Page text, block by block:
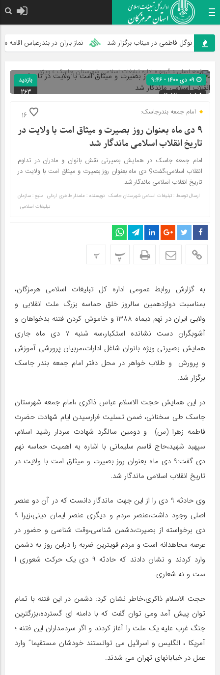
نوگل فاطمی در میناب برگزار شد نماز باران در بندرعباس اقامه می‌شود
صفحه اصلی» گروه »اداره تبلیغات اسلامی شهرستان جاسک»ویژه
خبری
شناسه : 7082
بازدید
263
16 امام جمعه بندرجاسک:
9 دی ماه بعنوان روز بصیرت و میثاق امت با ولایت در
تاریخ انقلاب اسلامی ماندگار شد
امام جمعه جاسک در همایش بصیرتی نقش بانوان و مادران در تداوم
انقلاب اسلامی،گفت9 دی ماه بعنوان روز بصیرت و میثاق امت با ولایت در
تاریخ انقلاب اسلامی ماندگار شد.
ارسال توسط : تبلیغات اسلامی شهرستان جاسک نویسنده : علمدار طاهری اردلی منبع : سازمان
تبلیغات اسلامی
پ پ
به گزارش روابط عمومی اداره کل تبلیغات اسلامی هرمزگان،
بمناسبت دوازدهمین سالروز خلق حماسه بزرگ ملت انقلابی و
ولایی ایران در نهم دیماه 1388 و خاموش کردن فتنه بدخواهان و
آشوبگران دست نشانده استکبار،سه شنبه 7 دی ماه جاری
همایش بصیرتی ویژه بانوان شاغل ادارات،مربیان پرورشی آموزش
و پرورش و طلاب خواهر در محل دفتر امام جمعه بندر جاسک
برگزار شد.
در این همایش حجت الاسلام عباس ذاکری ،امام جمعه شهرستان
جاسک طی سخنانی، ضمن تسلیت فرارسیدن ایام شهادت حضرت
فاطمه زهرا (س) و دومین سالگرد شهادت سردار رشید اسلام،
سپهبد شهید،حاج قاسم سلیمانی با اشاره به اهمیت حماسه نهم
دی گفت:9 دی ماه بعنوان روز بصیرت و میثاق امت با ولایت در
تاریخ انقلاب اسلامی ماندگار شد.
وی حادثه 9 دی را از این جهت ماندگار دانست که در آن دو عنصر
اصلی وجود داشت،عنصر مردم و دیگری عنصر ایمان دینی،زیرا 9
دی برخواسته از بصیرت،دشمن شناسی،وقت شناسی و حضور در
عرصه مجاهدانه است و مردم قویترین ضربه را دراین روز به دشمن
وارد کردند و نشان دادند که حادثه 9 دی یک حرکت شعوری ا
ست و نه شعاری.
حجت الاسلام ذاکری،خاطر نشان کرد: دشمن در این فتنه با تمام
توان پیش آمد ومی توان گفت که با دامنه ای گسترده،بزرگترین
جنگ غرب علیه یک ملت را آغاز کردند و اگر سردمداران این فتنه ؛
آمریکا ، انگلیس و اسرائیل می توانستند خودشان مستقیما” وارد
عمل در خیابانهای تهران می شدند.